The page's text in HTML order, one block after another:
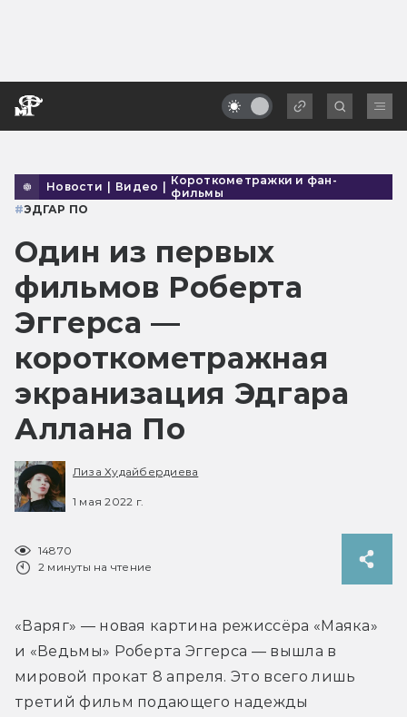
Новости | Видео | Короткометражки и фан-
фильмы
#ЭДГАР ПО
Один из первых
фильмов Роберта
Эггерса —
короткометражная
экранизация Эдгара
Аллана По
Лиза Худайбердиева
1 мая 2022 г.
14870
2 минуты на чтение
«Варяг» — новая картина режиссёра «Маяка»
и «Ведьмы» Роберта Эггерса — вышла в
мировой прокат 8 апреля. Это всего лишь
третий фильм подающего надежды